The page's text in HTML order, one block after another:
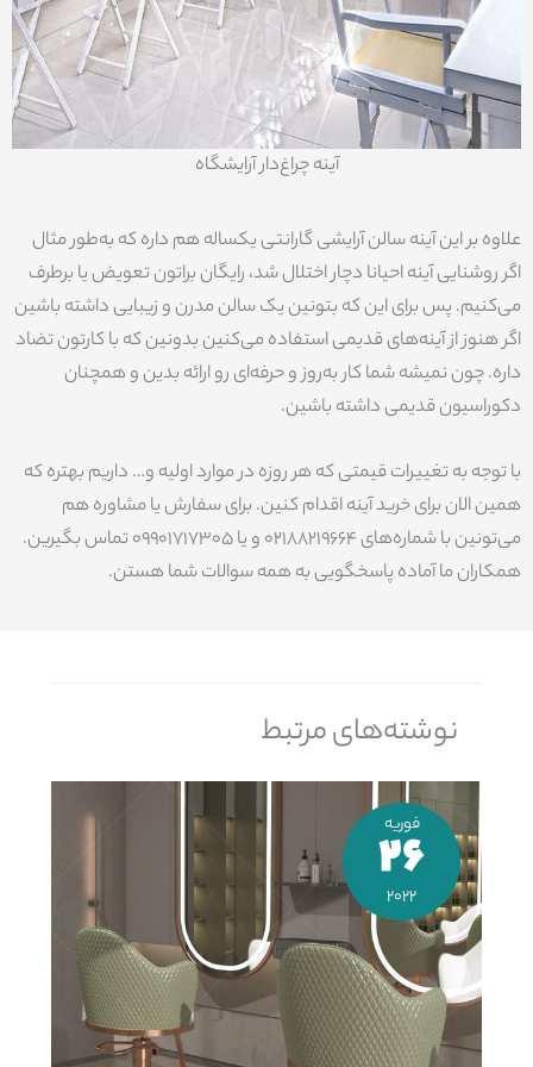
آینه چراغ‌دار آرایشگاه
علاوه بر این آینه سالن آرایشی گارانتی یکساله هم داره که به‌طور مثال
اگر روشنایی آینه احیانا دچار اختلال شد، رایگان براتون تعویض یا برطرف
می‌کنیم. پس برای این که بتونین یک سالن مدرن و زیبایی داشته باشین
اگر هنوز از آینه‌های قدیمی استفاده می‌کنین بدونین که با کارتون تضاد
داره. چون نمیشه شما کار به‌روز و حرفه‌ای رو ارائه بدین و همچنان
دکوراسیون قدیمی داشته باشین.
با توجه به تغییرات قیمتی که هر روزه در موارد اولیه و… داریم بهتره که
همین الان برای خرید آینه اقدام کنین. برای سفارش یا مشاوره هم
می‌تونین با شماره‌های 02188219664 و یا 09901717305 تماس بگیرین.
همکاران ما آماده پاسخگویی به همه سوالات شما هستن.
نوشته‌های مرتبط
فوریه
26
2022